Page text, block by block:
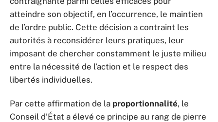
atteindre son objectif, en l’occurrence, le maintien
de l’ordre public. Cette décision a contraint les
autorités à reconsidérer leurs pratiques, leur
imposant de chercher constamment le juste milieu
entre la nécessité de l’action et le respect des
libertés individuelles.
Par cette affirmation de la proportionnalité, le
Conseil d’État a élevé ce principe au rang de pierre